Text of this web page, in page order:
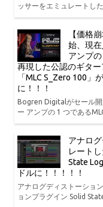
ッサーをエミュレートし
【価格
始、現
アンプの
再現した公認のギタ
「MLC S_Zero 100」
に！！！
Bogren Digitalがセール開
ー アンプの 1 つである
アナロ
レート
State
ドルに！！！！！
アナログディストーショ
ョンプラグイン Solid